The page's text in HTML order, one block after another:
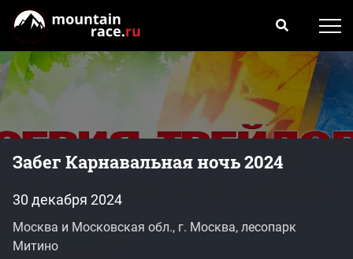
Забег Карнавальная ночь 2024
30 декабря 2024
Москва и Московская обл., г. Москва, лесопарк
Митино